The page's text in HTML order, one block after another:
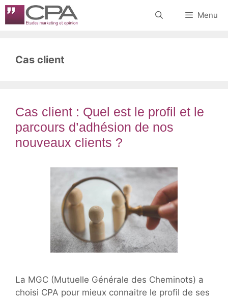
Aller
au
Menu
Cas client
Cas client : Quel est le profil et le
parcours d’adhésion de nos
nouveaux clients ?
La MGC (Mutuelle Générale des Cheminots) a
choisi CPA pour mieux connaitre le profil de ses